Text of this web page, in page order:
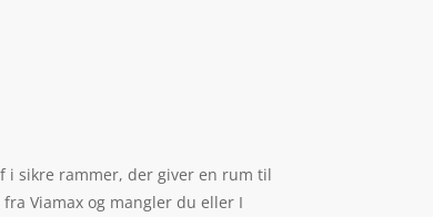
i sikre rammer, der giver en rum til
Viamax og mangler du eller I